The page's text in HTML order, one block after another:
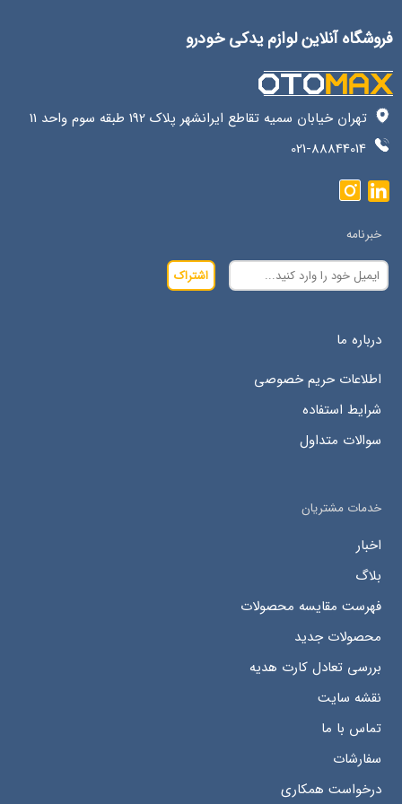
فروشگاه آنلاین لوازم یدکی خودرو
تهران خیابان سمیه تقاطع ایرانشهر پلاک 192 طبقه سوم واحد 11
021-88844014
خبرنامه
اشتراک
درباره ما
اطلاعات حریم خصوصی
شرایط استفاده
سوالات متداول
خدمات مشتریان
اخبار
بلاگ
فهرست مقایسه محصولات
محصولات جدید
بررسی تعادل کارت هدیه
نقشه سایت
تماس با ما
سفارشات
درخواست همکاری